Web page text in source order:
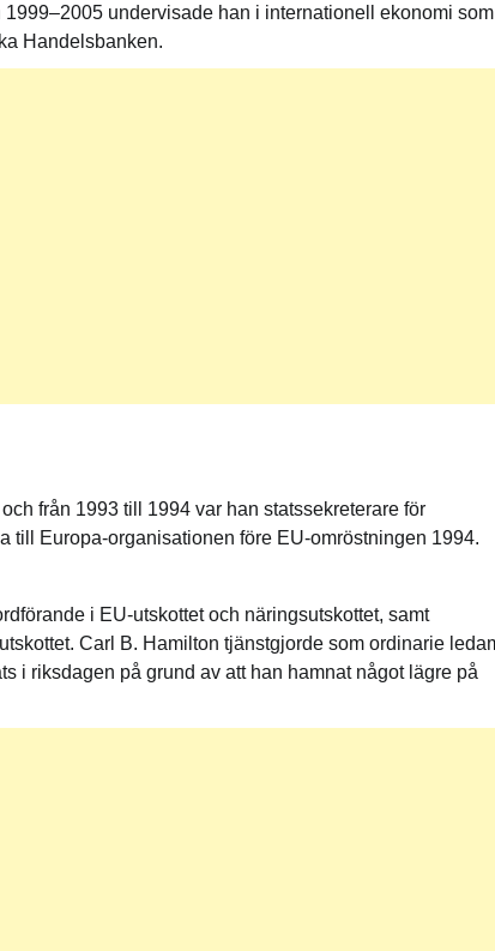
undervisade han i internationell ekonomi som
Handelsbanken.
från 1993 till 1994 var han statssekreterare för
till Europa-organisationen före EU-omröstningen 1994.
i EU-utskottet och näringsutskottet, samt
Carl B. Hamilton tjänstgjorde som ordinarie
i riksdagen på grund av att han hamnat något lägre på